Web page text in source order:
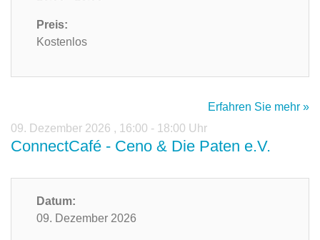
Preis:
Kostenlos
Erfahren Sie mehr »
09. Dezember 2026 , 16:00 - 18:00 Uhr
ConnectCafé - Ceno & Die Paten e.V.
Datum:
09. Dezember 2026